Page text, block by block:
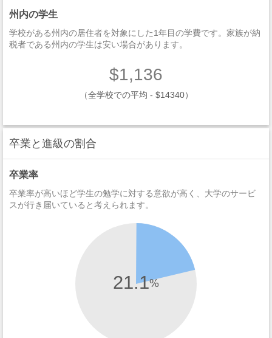
州内の学生
学校がある州内の居住者を対象にした1年目の学費です。家族が納
税者である州内の学生は安い場合があります。
$1,136
（全学校での平均 - $14340）
卒業と進級の割合
卒業率
卒業率が高いほど学生の勉学に対する意欲が高く、大学のサービ
スが行き届いていると考えられます。
21.1%